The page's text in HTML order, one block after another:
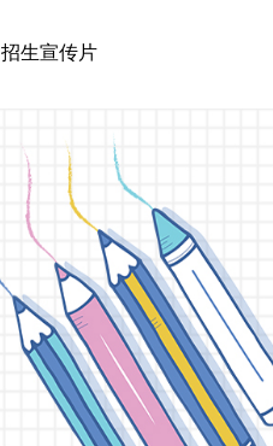
招生宣传片